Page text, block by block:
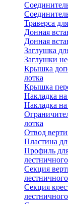
Траверса
Донная
Донная
Заглушка
Заглушки
Крышка
лотка
Крышка
Накладка на
Накладка на
лотка
Отвод
Пластина
Профиль
Секция
Секция